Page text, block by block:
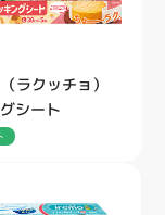
ラクッチョ）
シート